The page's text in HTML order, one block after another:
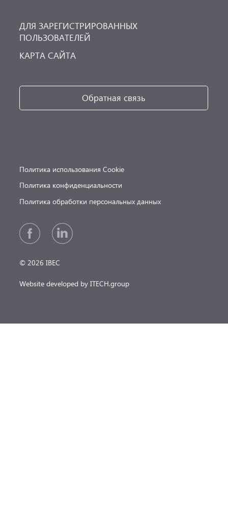
ДЛЯ ЗАРЕГИСТРИРОВАННЫХ
ПОЛЬЗОВАТЕЛЕЙ
КАРТА САЙТА
Обратная связь
Политика использования Cookie
Политика конфиденциальности
Политика обработки персональных данных
© 2026 IBEC
Website developed by ITECH.group